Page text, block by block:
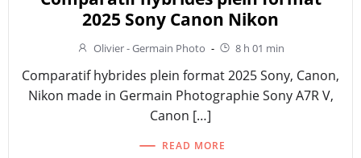
2025 Sony Canon Nikon
Olivier - Germain Photo - 8 h 01 min
Comparatif hybrides plein format 2025 Sony, Canon,
Nikon made in Germain Photographie Sony A7R V,
Canon […]
READ MORE